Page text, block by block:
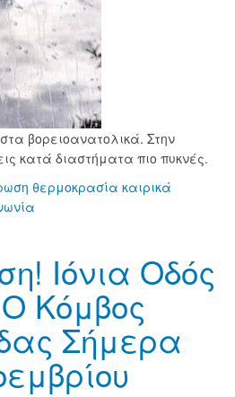
βορειοανατολικά. Στην
κατά διαστήματα πιο πυκνές.
θερμοκρασία καιρικά
Ιόνια Οδός
Κόμβος
Σήμερα